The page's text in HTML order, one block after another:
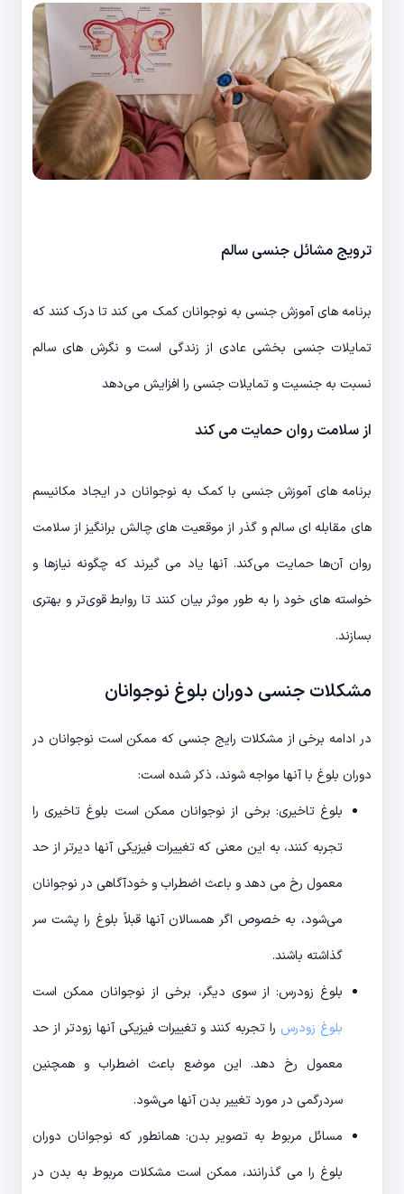
ترویج مشائل جنسی سالم
برنامه های آموزش جنسی به نوجوانان کمک می کند تا درک کنند که
تمایلات جنسی بخشی عادی از زندگی است و نگرش های سالم
نسبت به جنسیت و تمایلات جنسی را افزایش می‌دهد
از سلامت روان حمایت می کند
برنامه های آموزش جنسی با کمک به نوجوانان در ایجاد مکانیسم
های مقابله ای سالم و گذر از موقعیت های چالش برانگیز از سلامت
روان آن‌ها حمایت می‌کند. آنها یاد می گیرند که چگونه نیازها و
خواسته های خود را به طور موثر بیان کنند تا روابط قوی‌تر و بهتری
بسازند.
مشکلات جنسی دوران بلوغ نوجوانان
در ادامه برخی از مشکلات رایج جنسی که ممکن است نوجوانان در
دوران بلوغ با آنها مواجه شوند، ذکر شده است:
بلوغ تاخیری: برخی از نوجوانان ممکن است بلوغ تاخیری را
تجربه کنند، به این معنی که تغییرات فیزیکی آنها دیرتر از حد
معمول رخ می دهد و باعث اضطراب و خودآگاهی در نوجوانان
می‌شود، به خصوص اگر همسالان آنها قبلاً بلوغ را پشت سر
گذاشته باشند.
بلوغ زودرس: از سوی دیگر، برخی از نوجوانان ممکن است
بلوغ زودرس را تجربه کنند و تغییرات فیزیکی آنها زودتر از حد
معمول رخ دهد. این موضع باعث اضطراب و همچنین
سردرگمی در مورد تغییر بدن آنها می‌شود.
مسائل مربوط به تصویر بدن: همانطور که نوجوانان دوران
بلوغ را می گذرانند، ممکن است مشکلات مربوط به بدن در